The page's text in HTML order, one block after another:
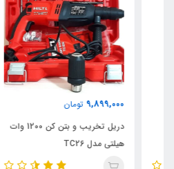
9,899,000 تومان
دریل تخریب و بتن کن 1200 وات
هیلتی مدل TC26